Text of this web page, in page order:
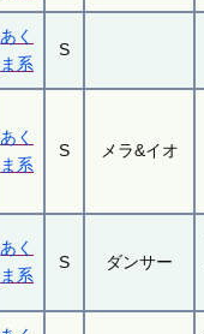
あく
ま系
S
あく
ま系
S メラ&イオ
あく
ま系
S ダンサー